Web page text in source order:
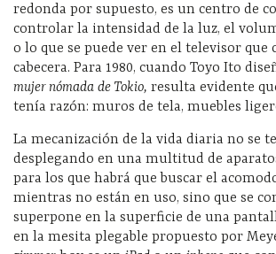
redonda por supuesto, es un centro de
controlar la intensidad de la luz, el
o lo que se puede ver en el televisor que
cabecera. Para 1980, cuando Toyo Ito
mujer nómada de Tokio, resulta evidente
tenía razón: muros de tela, muebles
La mecanización de la vida diaria no se
desplegando en una multitud de
para los que habrá que buscar el
mientras no están en uso, sino que se
superpone en la superficie de una
en la mesita plegable propuesto por